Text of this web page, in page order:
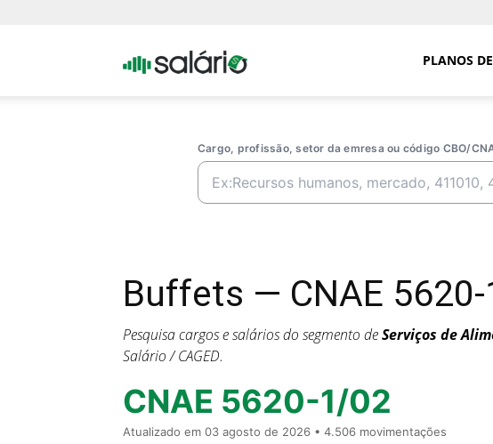
Portal PLANOS
Cargo, profissão, setor da emresa ou código CBO/
Buffets — CNAE
Pesquisa cargos e salários do segmento deServiços de
Salário / CAGED.
CNAE 5620-1/02
Atualizado em 03 agosto de 2026 • 4.506 movimentações